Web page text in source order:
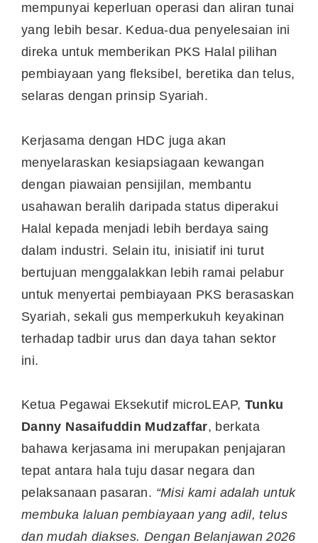
mempunyai keperluan operasi dan aliran tunai
yang lebih besar. Kedua-dua penyelesaian ini
direka untuk memberikan PKS Halal pilihan
pembiayaan yang fleksibel, beretika dan telus,
selaras dengan prinsip Syariah.
Kerjasama dengan HDC juga akan
menyelaraskan kesiapsiagaan kewangan
dengan piawaian pensijilan, membantu
usahawan beralih daripada status diperakui
Halal kepada menjadi lebih berdaya saing
dalam industri. Selain itu, inisiatif ini turut
bertujuan menggalakkan lebih ramai pelabur
untuk menyertai pembiayaan PKS berasaskan
Syariah, sekali gus memperkukuh keyakinan
terhadap tadbir urus dan daya tahan sektor
ini.
Ketua Pegawai Eksekutif microLEAP, Tunku
Danny Nasaifuddin Mudzaffar, berkata
bahawa kerjasama ini merupakan penjajaran
tepat antara hala tuju dasar negara dan
pelaksanaan pasaran. “Misi kami adalah untuk
membuka laluan pembiayaan yang adil, telus
dan mudah diakses. Dengan Belanjawan 2026